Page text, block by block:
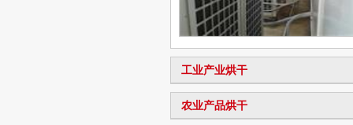
工业产业烘干
农业产品烘干